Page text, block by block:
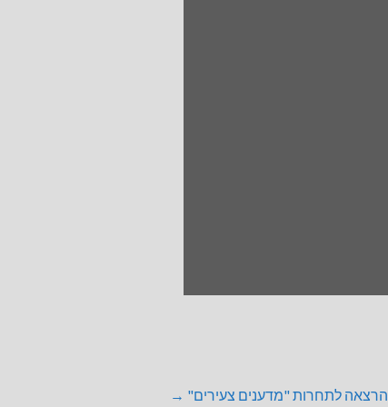
הרצאה לתחרות "מדענים צעירים" →